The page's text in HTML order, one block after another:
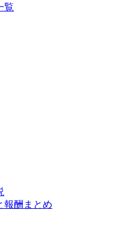
覧
報酬まとめ